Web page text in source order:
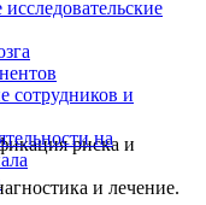
сотрудников и
на
риска и
и лечение.